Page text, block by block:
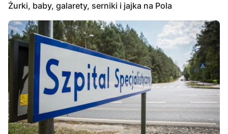
Żurki, baby, galarety, serniki i jajka na Pola